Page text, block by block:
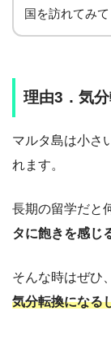
国を訪れてみて
理由3．気
マルタ島は小さ
れます。
長期の留学だと
タに飽きを感じ
そんな時はぜひ
気分転換になる